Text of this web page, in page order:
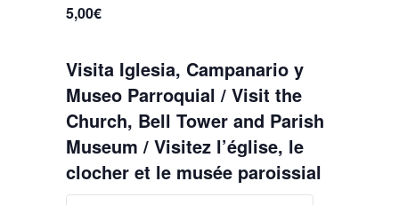
5,00€
Visita Iglesia, Campanario y
Museo Parroquial / Visit the
Church, Bell Tower and Parish
Museum / Visitez l’église, le
clocher et le musée paroissial